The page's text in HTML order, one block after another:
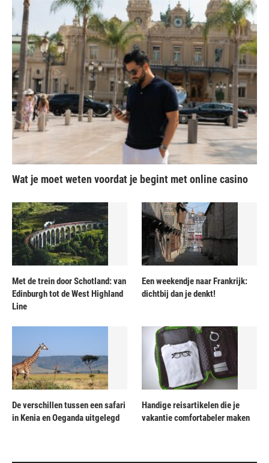
Wat je moet weten voordat je begint met online casino
Met de trein door Schotland: van
Edinburgh tot de West Highland
Line
Een weekendje naar Frankrijk:
dichtbij dan je denkt!
De verschillen tussen een safari
in Kenia en Oeganda uitgelegd
Handige reisartikelen die je
vakantie comfortabeler maken